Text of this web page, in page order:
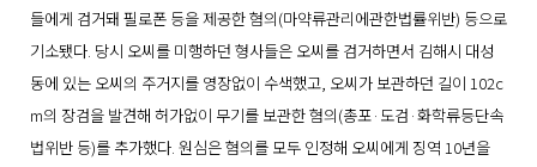
들에게 검거돼 필로폰 등을 제공한 혐의(마약류관리에관한법률위반) 등으로
기소됐다. 당시 오씨를 미행하던 형사들은 오씨를 검거하면서 김해시 대성
동에 있는 오씨의 주거지를 영장없이 수색했고, 오씨가 보관하던 길이 102c
m의 장검을 발견해 허가없이 무기를 보관한 혐의(총포·도검·화학류등단속
법위반 등)를 추가했다. 원심은 혐의를 모두 인정해 오씨에게 징역 10년을